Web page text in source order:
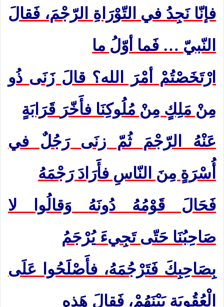
فإنّا نَجِدُ في التّوْرَاةِ الرّجْمَ، فَقالَ
النّبيّ … فَما أوّلُ ما
ارْتَخَصْتُمْ أمْرَ الله؟ قالَ زَنَى ذُو
قَرَابَةٍ مِنْ مَلِكٍ مِنْ مُلُوكِنَا فأَخّرَ
عَنْهُ الرّجْمَ ثُمّ زنَى رَجُلٌ في
أُسْرَةٍ مِنَ النّاسِ فأَرَادَ رَجْمَهُ
فَحَالَ قَوْمُهُ دُونَهُ وَقالُوا لا
يُرْجَمُ صَاحِبُنَا حَتّى تَجِيءَ
بِصَاحِبِكَ فَتَرْجُمَهُ، فأَصْلَحُوا عَلَى
هَذِهِ الْعُقُوبَةِ بَيْنَهُمْ، فَقالَ